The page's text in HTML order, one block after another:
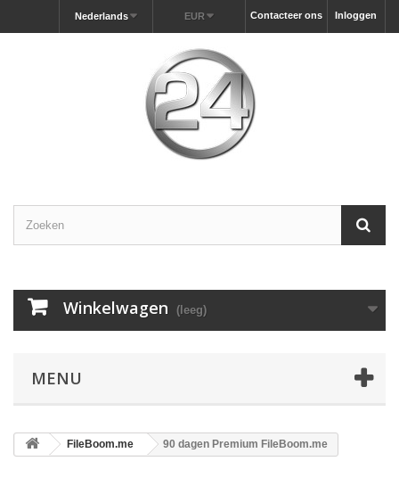
Inloggen
Contacteer ons
EUR
Nederlands
Winkelwagen (leeg)
MENU
FileBoom.me 90 dagen Premium FileBoom.me